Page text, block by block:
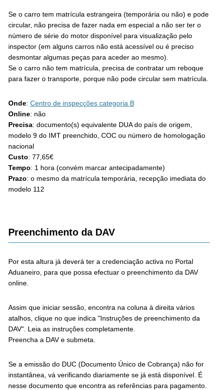
Se o carro tem matrícula estrangeira (temporária ou não) e pode
circular, não precisa de fazer nada em especial a não ser ter o
número de série do motor disponível para visualização pelo
inspector (em alguns carros não está acessível ou é preciso
desmontar algumas peças para aceder ao mesmo).
Se o carro não tem matrícula, precisa de contratar um reboque
para fazer o transporte, porque não pode circular sem matrícula.
Onde: Centro de inspecções categoria B
Online: não
Precisa: documento(s) equivalente DUA do país de origem,
modelo 9 do IMT preenchido, COC ou número de homologação
nacional
Custo: 77,65€
Tempo: 1 hora (convém marcar antecipadamente)
Prazo: o mesmo da matrícula temporária, recepção imediata do
modelo 112
Preenchimento da DAV
Por esta altura já deverá ter a credenciação activa no Portal
Aduaneiro, para que possa efectuar o preenchimento da DAV
online.
Assim que iniciar sessão, encontra na coluna à direita vários
atalhos, clique no que indica "Instruções de preenchimento da
DAV". Leia as instruções completamente.
Preencha a DAV e submeta.
Se a emissão do DUC (Documento Único de Cobrança) não for
instantânea, vá verificando diariamente se já está disponível. É
nesse documento que encontra as referências para pagamento.